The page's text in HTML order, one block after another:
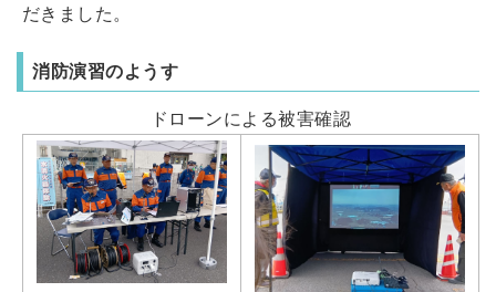
だきました。
消防演習のようす
ドローンによる被害確認